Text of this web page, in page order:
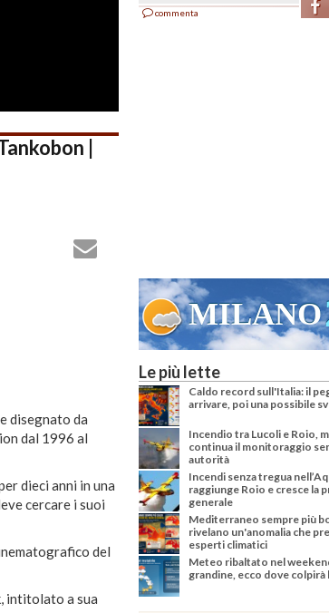
|
commenta
MILANO
disegnato da
dal 1996 al
dieci anni in una
cercare i suoi
del
intitolato a sua
Le più lette
Caldo record sull'Italia: il
arrivare, poi una possibile
Incendio tra Lucoli e Roio,
continua il monitoraggio
autorità
Incendi senza tregua
raggiunge Roio e cresce la
generale
Mediterraneo sempre più
rivelano un'anomalia che
esperti climatici
Meteo ribaltato nel
grandine, ecco dove colpirà